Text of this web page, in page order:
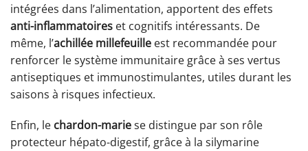
intégrées dans l’alimentation, apportent des effets
anti-inflammatoires et cognitifs intéressants. De
même, l’achillée millefeuille est recommandée pour
renforcer le système immunitaire grâce à ses vertus
antiseptiques et immunostimulantes, utiles durant les
saisons à risques infectieux.
Enfin, le chardon-mariese distingue par son rôle
protecteur hépato-digestif, grâce à la silymarine